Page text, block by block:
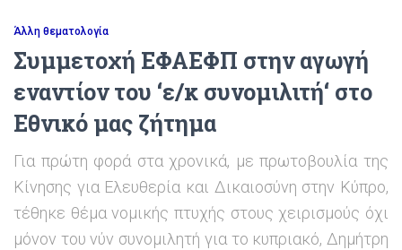
Άλλη θεματολογία
Συμμετοχή ΕΦΑΕΦΠ στην αγωγή
εναντίον του ‘ε/κ συνομιλιτή‘ στο
Εθνικό μας ζήτημα
Για πρώτη φορά στα χρονικά, με πρωτοβουλία της
Κίνησης για Ελευθερία και Δικαιοσύνη στην Κύπρο,
τέθηκε θέμα νομικής πτυχής στους χειρισμούς όχι
μόνον του νύν συνομιλητή για το κυπριακό, Δημήτρη